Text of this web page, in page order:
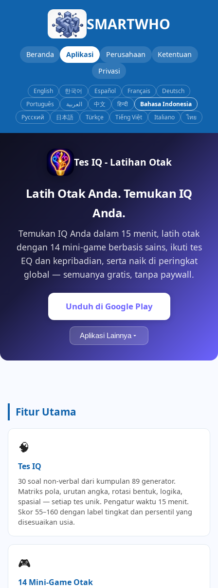
SMARTWHO
Beranda Aplikasi Perusahaan
Ketentuan
Privasi
English 한국어 Español Français
Deutsch
Português
العربية 中文 हिन्दी
Bahasa Indonesia
Русский
日本語 Türkçe Tiếng Việt Italiano ไทย
Tes IQ - Latihan Otak
Latih Otak Anda. Temukan IQ
Anda.
Temukan IQ Anda dalam 15 menit, latih otak
dengan 14 mini-game berbasis sains, ikuti tes
EQ dan kepribadian, serta naik di peringkat
global — semuanya gratis, tanpa paywall.
Unduh di Google Play
Aplikasi Lainnya
Fitur Utama
🧠
Tes IQ
30 soal non-verbal dari kumpulan 89 generator.
Matriks pola, urutan angka, rotasi bentuk, logika,
spasial — setiap tes unik. Pengatur waktu 15 menit.
Skor 55–160 dengan label tingkat dan persentil yang
disesuaikan usia.
🎮
14 Mini-Game Otak